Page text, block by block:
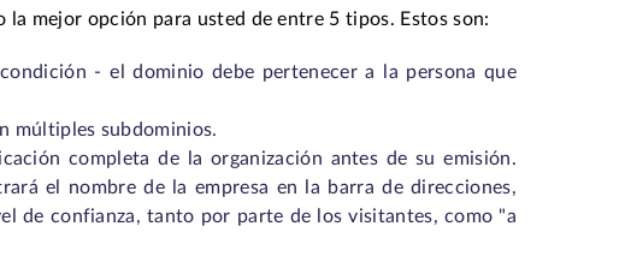
mejor opción para usted de entre 5 tipos. Estos son:
- el dominio debe pertenecer a la persona que
múltiples subdominios.
completa de la organización antes de su emisión.
el nombre de la empresa en la barra de direcciones,
de confianza, tanto por parte de los visitantes, como "a